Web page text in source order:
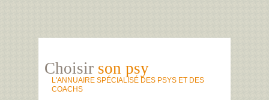
Choisir son psy
L'ANNUAIRE SPÉCIALISÉ DES PSYS ET DES
COACHS